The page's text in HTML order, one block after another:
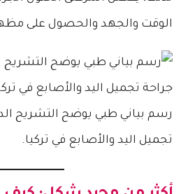
الوقت والجهد والحصول على
رسم بياني طبي يوضح التشريح
تجميل اليد والأصابع في تركيا.